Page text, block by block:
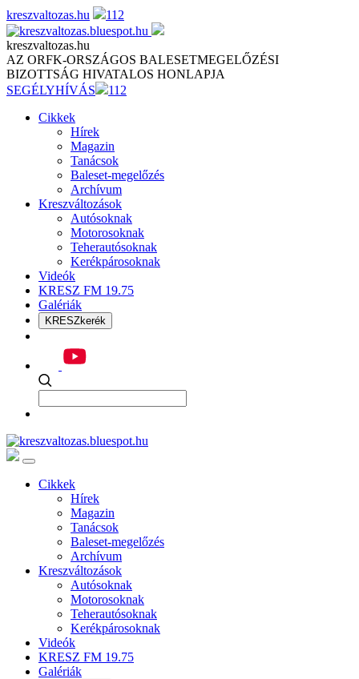
Skip
to
content
kreszvaltozas.hu 112
kreszvaltozas.hu
AZ ORFK-ORSZÁGOS BALESETMEGELŐZÉSI
BIZOTTSÁG HIVATALOS HONLAPJA
SEGÉLYHÍVÁS
112
Cikkek
Hírek
Magazin
Tanácsok
Baleset-megelőzés
Archívum
Kreszváltozások
Autósoknak
Motorosoknak
Teherautósoknak
Kerékpárosoknak
Videók
KRESZ FM 19.75
Galériák
KRESZkerék
Cikkek
Hírek
Magazin
Tanácsok
Baleset-megelőzés
Archívum
Kreszváltozások
Autósoknak
Motorosoknak
Teherautósoknak
Kerékpárosoknak
Videók
KRESZ FM 19.75
Galériák